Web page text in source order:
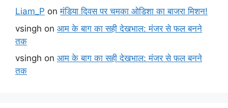
Liam_P onमंडिया दिवस पर चमका ओडिशा का बाजरा मिशन!
vsingh on आम के बाग का सही देखभाल: मंजर से फल बनने
तक
vsingh on आम के बाग का सही देखभाल: मंजर से फल बनने
तक